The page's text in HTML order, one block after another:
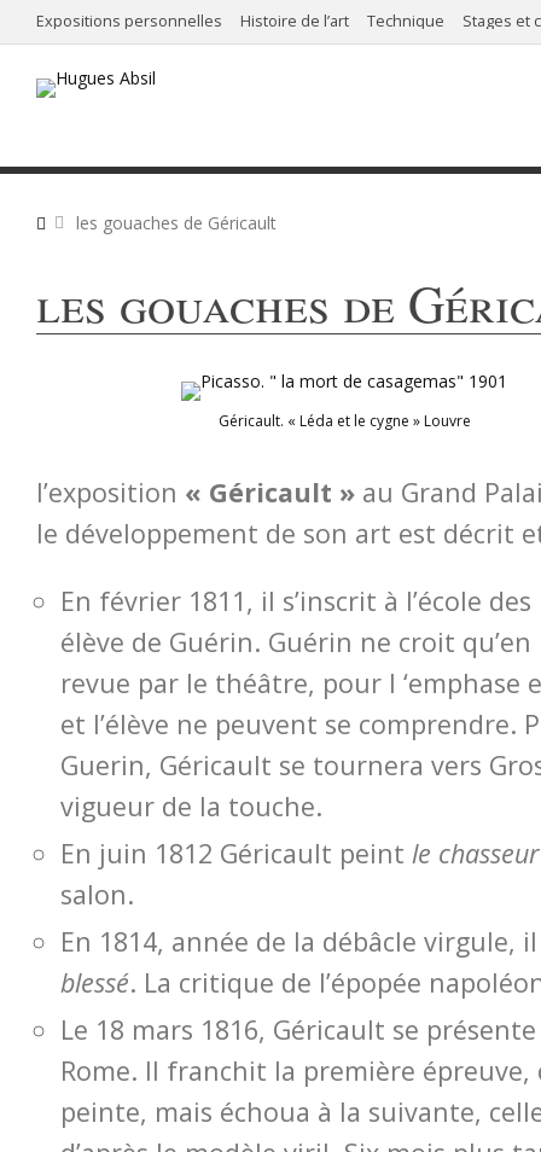
Expositions personnelles Histoire de l’art Technique Stages et
les gouaches de Géricault
les gouaches de
Géricault. « Léda et le cygne » Louvre
l’exposition « Géricault » au Grand
le développement de son art est décrit
En février 1811, il s’inscrit à l’école
élève de Guérin. Guérin ne croit qu’en
revue par le théâtre, pour l ‘emphase
et l’élève ne peuvent se comprendre.
Guerin, Géricault se tournera vers
vigueur de la touche.
En juin 1812 Géricault peint le
salon.
En 1814, année de la débâcle virgule,
blessé. La critique de l’épopée
Le 18 mars 1816, Géricault se
Rome. Il franchit la première épreuve,
peinte, mais échoua à la suivante,